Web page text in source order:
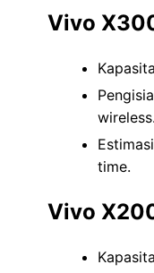
Vivo
wireless.
time.
Vivo